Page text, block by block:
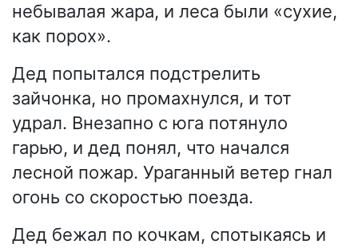
небывалая жара, и леса были «сухие,
как порох».
Дед попытался подстрелить
зайчонка, но промахнулся, и тот
удрал. Внезапно с юга потянуло
гарью, и дед понял, что начался
лесной пожар. Ураганный ветер гнал
огонь со скоростью поезда.
Дед бежал по кочкам, спотыкаясь и